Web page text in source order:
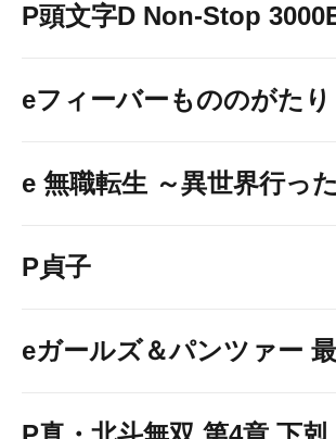
P頭文字D Non-Stop
eフィーバーもののがたり
e 無職転生 ～異世界行っ
P貞子
eガールズ＆パンツァー